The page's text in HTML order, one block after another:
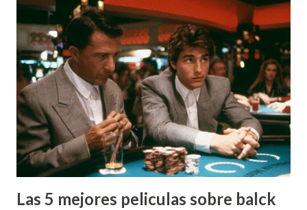
Las 5 mejores peliculas sobre balck